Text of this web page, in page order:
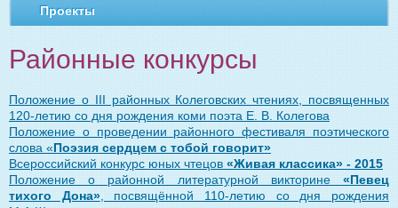
Проекты
Районные конкурсы
Положение о III районных Колеговских чтениях, посвященных
120-летию со дня рождения коми поэта Е. В. Колегова
Положение о проведении районного фестиваля поэтического
слова «Поэзия сердцем с тобой говорит»
Всероссийский конкурс юных чтецов «Живая классика» - 2015
Положение о районной литературной викторине «Певец
тихого Дона», посвящённой 110-летию со дня рождения